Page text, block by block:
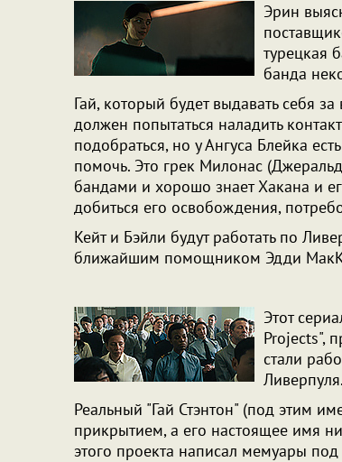
Эрин
турецкая
банда
Гай, который будет выдавать себя
должен попытаться наладить
подобраться, но у Ангуса Блейка
помочь. Это грек Милонас
бандами и хорошо знает Хакана и
добиться его освобождения,
Кейт и Бэйли будут работать по
ближайшим помощником Эдди
Этот
Projects",
стали
Ливерпуля.
Реальный "Гай Стэнтон" (под этим
прикрытием, а его настоящее имя
этого проекта написал мемуары